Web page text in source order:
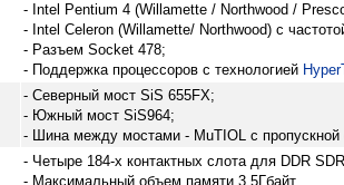
- Intel Pentium 4 (Willamette / Northwood /
- Intel Celeron (Willamette/ Northwood) с
- Разъем Socket 478;
- Поддержка процессоров с технологией
- Северный мост SiS 655FX;
- Южный мост SiS964;
- Шина между мостами - MuTIOL с пропускной
- Четыре 184-х контактных слота для DDR
- Максимальный объем памяти 3.5Гбайт